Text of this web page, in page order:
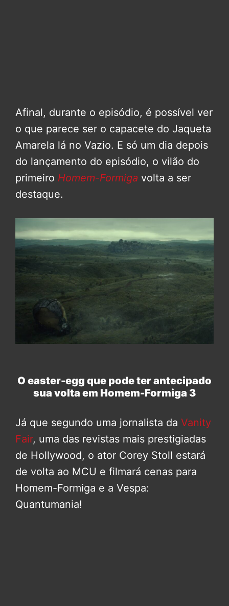
Afinal, durante o episódio, é possível ver
o que parece ser o capacete do Jaqueta
Amarela lá no Vazio. E só um dia depois
do lançamento do episódio, o vilão do
primeiro Homem-Formiga volta a ser
destaque.
O easter-egg que pode ter antecipado
sua volta em Homem-Formiga 3
Já que segundo uma jornalista da Vanity
Fair, uma das revistas mais prestigiadas
de Hollywood, o ator Corey Stoll estará
de volta ao MCU e filmará cenas para
Homem-Formiga e a Vespa:
Quantumania!